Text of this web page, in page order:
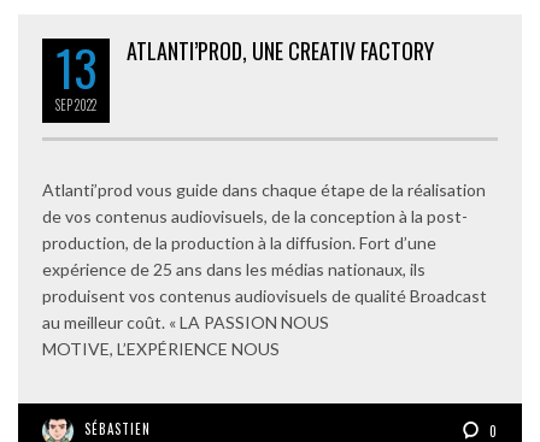
13
SEP2022
ATLANTI’PROD, UNE CREATIV FACTORY
Atlanti’prod vous guide dans chaque étape de la réalisation
de vos contenus audiovisuels, de la conception à la post-
production, de la production à la diffusion. Fort d’une
expérience de 25 ans dans les médias nationaux, ils
produisent vos contenus audiovisuels de qualité Broadcast
au meilleur coût. « LA PASSION NOUS
MOTIVE, L’EXPÉRIENCE NOUS
SÉBASTIEN 0